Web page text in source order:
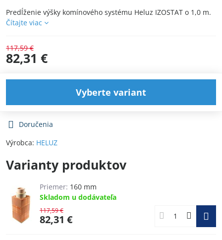
Predĺženie výšky komínového systému Heluz IZOSTAT o 1,0 m.
Čítajte viac
117,59 €
82,31 €
Vyberte variant
Doručenia
Výrobca: HELUZ
Varianty produktov
Priemer: 160 mm
Skladom u dodávateľa
117,59 €
82,31 €